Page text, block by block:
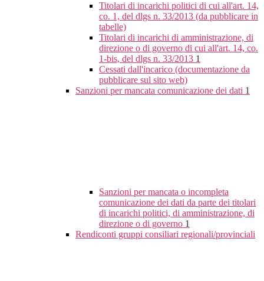
Titolari di incarichi politici di cui all'art. 14,
co. 1, del dlgs n. 33/2013 (da pubblicare in
tabelle)
Titolari di incarichi di amministrazione, di
direzione o di governo di cui all'art. 14, co.
1-bis, del dlgs n. 33/2013 1
Cessati dall'incarico (documentazione da
pubblicare sul sito web)
Sanzioni per mancata comunicazione dei dati 1
Sanzioni per mancata o incompleta
comunicazione dei dati da parte dei titolari
di incarichi politici, di amministrazione, di
direzione o di governo 1
Rendiconti gruppi consiliari regionali/provinciali